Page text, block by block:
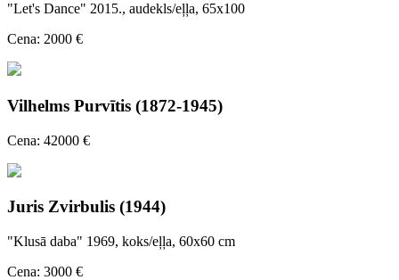
"Let's Dance" 2015., audekls/eļļa, 65x100
Cena: 2000 €
Vilhelms Purvītis (1872-1945)
Cena: 42000 €
Juris Zvirbulis (1944)
"Klusā daba" 1969, koks/eļļa, 60x60 cm
Cena: 3000 €